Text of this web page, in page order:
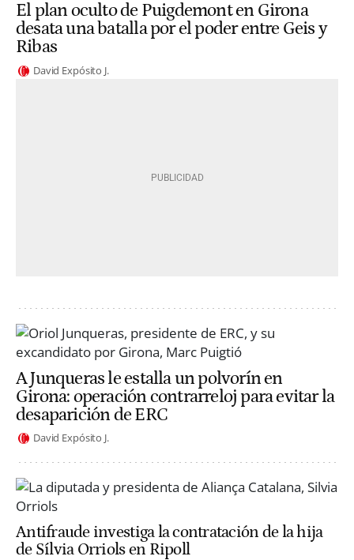
El plan oculto de Puigdemont en Girona
desata una batalla por el poder entre Geis y
Ribas
David Expósito J.
A Junqueras le estalla un polvorín en
Girona: operación contrarreloj para evitar la
desaparición de ERC
David Expósito J.
Antifraude investiga la contratación de la hija
de Sílvia Orriols en Ripoll